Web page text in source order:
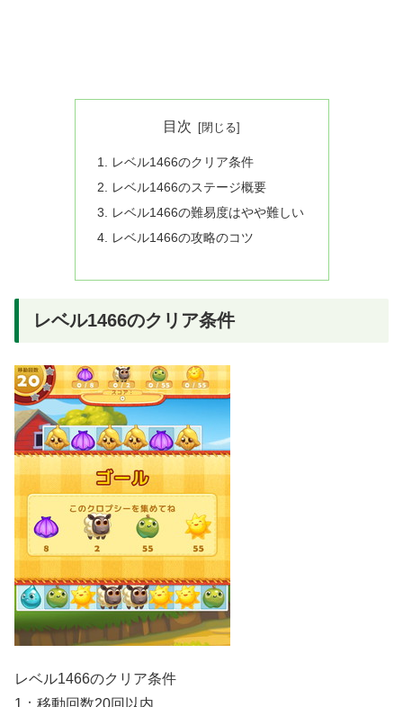
目次
レベル1466のクリア条件
レベル1466のステージ概要
レベル1466の難易度はやや難しい
レベル1466の攻略のコツ
レベル1466のクリア条件
レベル1466のクリア条件
1：移動回数20回以内